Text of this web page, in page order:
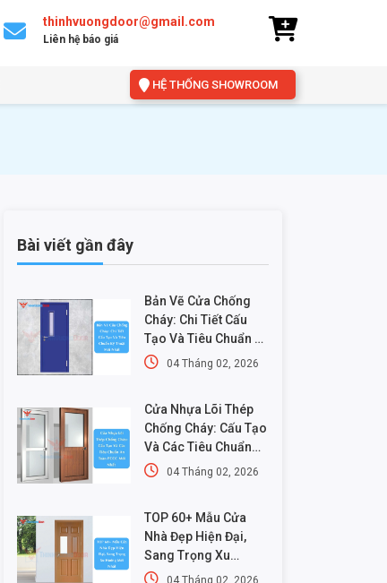
thinhvuongdoor@gmail.com
Liên hệ báo giá
HỆ THỐNG SHOWROOM
Bài viết gần đây
Bản Vẽ Cửa Chống
Cháy: Chi Tiết Cấu
Tạo Và Tiêu Chuẩn Kỹ
Thuật Mới Nhất
04 Tháng 02, 2026
Cửa Nhựa Lõi Thép
Chống Cháy: Cấu Tạo
Và Các Tiêu Chuẩn
An Toàn PCCC Mới
04 Tháng 02, 2026
TOP 60+ Mẫu Cửa
Nhà Đẹp Hiện Đại,
Sang Trọng Xu
Hướng Mới Nhất
04 Tháng 02, 2026